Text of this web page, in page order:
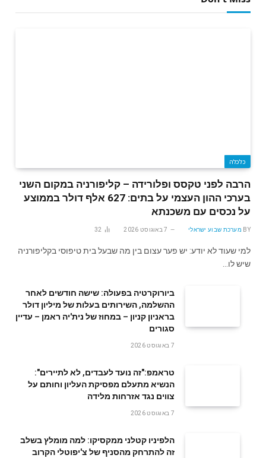
כלכלה
הרבה לפני טקסס ופלורידה – קליפורניה במקום השני
בערכי ההון העצמי על בתים: 627 אלף דולר בממוצע
על נכסים עם משכנתא
BY מערכת שבוע ישראלי 7 באוגוסט 2026 32
למי שעוד לא יודע: יש פער עצום בין מה שבעל בית טיפוסי בקליפורניה
שיש לו…
ביורוקרטיה בפעולה: שישה חודשים לאחר
ההשלמה, השירותים בעלות של מיליון דולר
בראניון קניון – במחוז של נית'יה ראמן – עדיין
סגורים
7 באוגוסט 2026
טראמפ:"זה נועד לעבדים, לא לתיירים":
הנשיא מתעלם מפסיקת העליון וחותם על
צווים נגד אזרחות מלידה
7 באוגוסט 2026
הלפיניו קטלני ממקסיקו: למה מומלץ בשלב
זה להתרחק מהסניף של צ'יפוטלי הקרוב